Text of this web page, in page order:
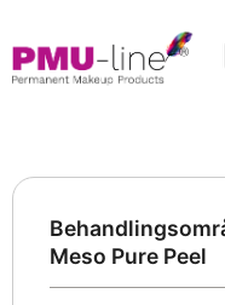
Meso Pure Peel